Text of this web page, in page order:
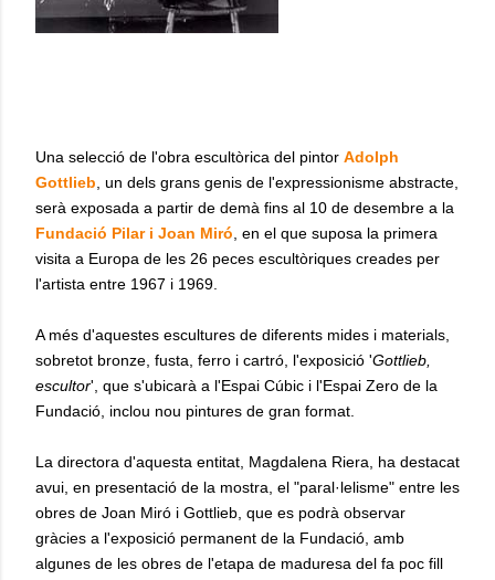
Una selecció de l'obra escultòrica del pintor Adolph
Gottlieb , un dels grans genis de l'expressionisme abstracte,
serà exposada a partir de demà fins al 10 de desembre a la
Fundació Pilar i Joan Miró , en el que suposa la primera
visita a Europa de les 26 peces escultòriques creades per
l'artista entre 1967 i 1969.
A més d'aquestes escultures de diferents mides i materials,
sobretot bronze, fusta, ferro i cartró, l'exposició 'Gottlieb,
escultor', que s'ubicarà a l'Espai Cúbic i l'Espai Zero de la
Fundació, inclou nou pintures de gran format.
La directora d'aquesta entitat, Magdalena Riera, ha destacat
avui, en presentació de la mostra, el "paral·lelisme" entre les
obres de Joan Miró i Gottlieb, que es podrà observar
gràcies a l'exposició permanent de la Fundació, amb
algunes de les obres de l'etapa de maduresa del fa poc fill